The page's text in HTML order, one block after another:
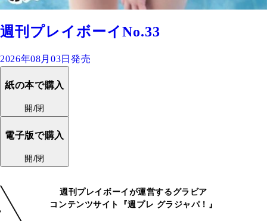
週刊プレイボーイNo.33
2026年08月03日発売
紙の本で購入
開/閉
電子版で購入
開/閉
週刊プレイボーイが運営するグラビア
コンテンツサイト『週プレ グラジャパ！』